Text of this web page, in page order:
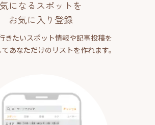
気になるスポットを
お気に入り登録
きたいスポット情報や記事投稿を
あなただけのリストを作れます。